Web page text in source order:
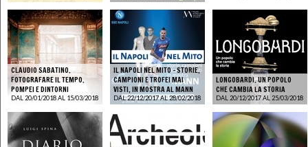
CLAUDIO SABATINO.
FOTOGRAFARE IL TEMPO.
POMPEI E DINTORNI
DAL 20/01/2018 AL 15/03/2018
IL NAPOLI NEL MITO - STORIE,
CAMPIONI E TROFEI MAI
VISTI, IN MOSTRA AL MANN
DAL 22/12/2017 AL 28/02/2018
LONGOBARDI. UN POPOLO
CHE CAMBIA LA STORIA
DAL 20/12/2017 AL 25/03/2018